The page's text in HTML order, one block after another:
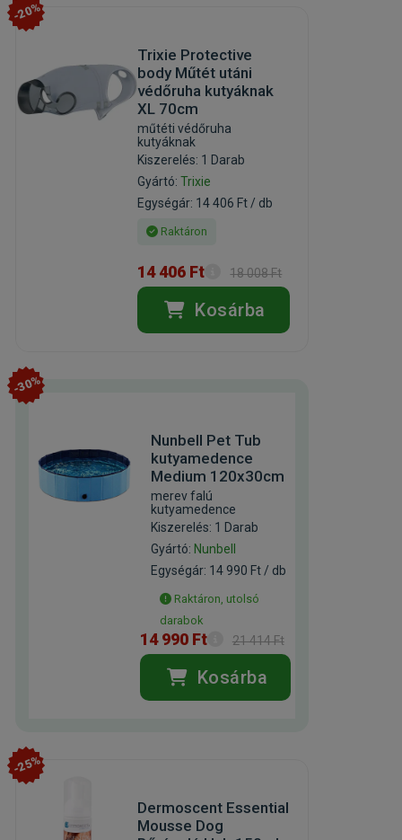
-20%
Trixie Protective
body Műtét utáni
védőruha kutyáknak
XL 70cm
műtéti védőruha
kutyáknak
Kiszerelés: 1 Darab
Gyártó:Trixie
Egységár: 14 406 Ft / db
Raktáron
14 406 Ft 18 008 Ft
Kosárba
-30%
Nunbell Pet Tub
kutyamedence
Medium 120x30cm
merev falú
kutyamedence
Kiszerelés: 1 Darab
Gyártó: Nunbell
Egységár: 14 990 Ft / db
Raktáron, utolsó
darabok
14 990 Ft 21 414 Ft
Kosárba
-25%
Dermoscent Essential
Mousse Dog